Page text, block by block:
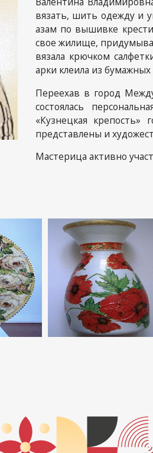
Вакансии
Обратная связь
Антитеррористическая
безопасность
вязать, шить одежду и
азам по вышивке
свое жилище,
вязала крючком
арки клеила из
Переехав в город
состоялась
«Кузнецкая крепость»
представлены и
Мастерица активно